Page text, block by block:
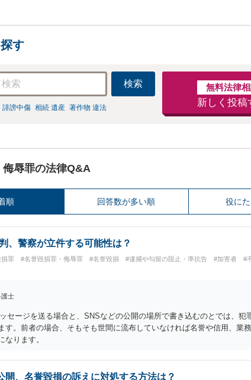
す
検索
誹謗中傷 相続 遺産 著作物 違法
無料法律
新しく投稿
辱罪の法律Q&A
順 回答数が多い順 役に
、警察が立件する可能性は？
罪 #名誉毀損罪・侮辱罪 #名誉毀損 #逮捕や勾留の阻止・準抗告 #加害者 #
護士
セージを送る場合と、SNSなどの公開の場所で書き込むのとでは、犯
す。前者の場合、そもそも世間に流布していなければ名誉や信用、業
なります。
開、名誉毀損の訴えに対処する方法は？